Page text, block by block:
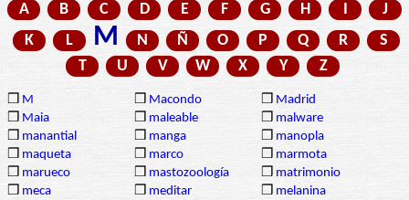
A B C D E F G H I
J
K
L M N Ñ O P Q R
S
T
U V W X Y Z
❒ M ❒ Macondo ❒ Madrid
❒ Maia ❒ maleable ❒ malware
❒ manantial ❒ manga ❒ manopla
❒ maqueta ❒ marco ❒ marmota
❒ marueco ❒ mastozoología ❒ matrimonio
❒ meca ❒ meditar ❒ melanina